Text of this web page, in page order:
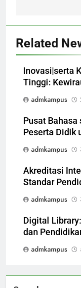
Related
Inovasi|serta
Tinggi:
admkampus
Pusat
Peserta Didik
admkampus
Akreditasi
Standar
admkampus
Digital
dan
admkampus